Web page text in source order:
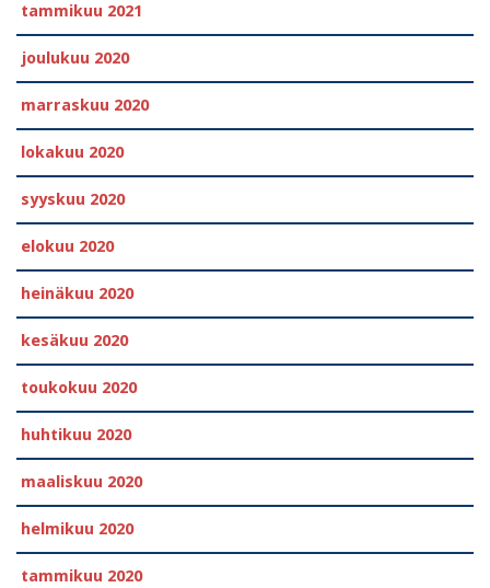
tammikuu 2021
joulukuu 2020
marraskuu 2020
lokakuu 2020
syyskuu 2020
elokuu 2020
heinäkuu 2020
kesäkuu 2020
toukokuu 2020
huhtikuu 2020
maaliskuu 2020
helmikuu 2020
tammikuu 2020